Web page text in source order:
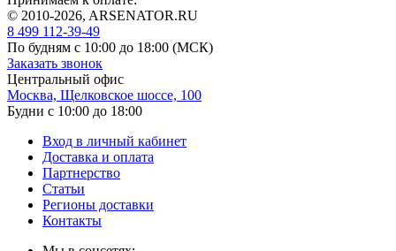
© 2010-2026, ARSENATOR.RU
8 499 112-39-49
По будням с 10:00 до 18:00 (МСК)
Заказать звонок
Центральный офис
Москва, Щелковское шоссе, 100
Будни с 10:00 до 18:00
Вход в личный кабинет
Доставка и оплата
Партнерство
Статьи
Регионы доставки
Контакты